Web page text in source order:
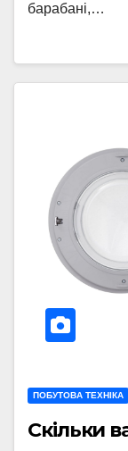
барабані,…
ПОБУТОВА ТЕХНІКА
Скільки